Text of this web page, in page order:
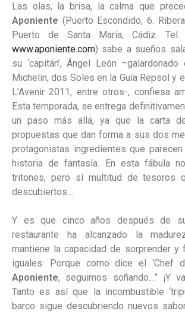
Las olas, la brisa, la calma que
Aponiente (Puerto Escondido, 6.
Puerto de Santa María, Cádiz.
www.aponiente.com) sabe a sueños
su ‘capitán’, Ángel León
Michelin, dos Soles en la Guía Repsol y
L’Avenir 2011, entre otros-, confiesa
Esta temporada, se entrega
un paso más allá, ya que la carta
propuestas que dan forma a sus dos
protagonistas ingredientes que
historia de fantasía. En esta fábula
tritones, pero sí multitud de tesoros
descubiertos…
Y es que cinco años después de
restaurante ha alcanzado la
mantiene la capacidad de sorprender y
iguales. Porque como dice el ‘Chef
Aponiente, seguimos soñando…” ¡Y
Tanto es así que la incombustible
barco sigue descubriendo nuevos